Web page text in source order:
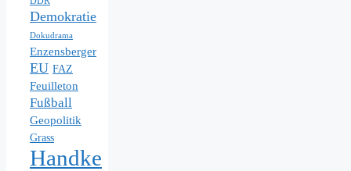
Demokratie
Dokudrama
Enzensberger
EU FAZ
Feuilleton
Fußball
Geopolitik
Grass
Handke